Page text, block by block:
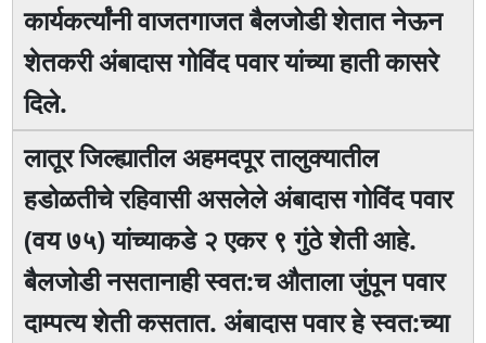
कार्यकर्त्यांनी वाजतगाजत बैलजोडी शेतात नेऊन
शेतकरी अंबादास गोविंद पवार यांच्या हाती कासरे
दिले.
लातूर जिल्ह्यातील अहमदपूर तालुक्यातील
हडोळतीचे रहिवासी असलेले अंबादास गोविंद पवार
(वय ७५) यांच्याकडे २ एकर ९ गुंठे शेती आहे.
बैलजोडी नसतानाही स्वत:च औताला जुंपून पवार
दाम्पत्य शेती कसतात. अंबादास पवार हे स्वत:च्या